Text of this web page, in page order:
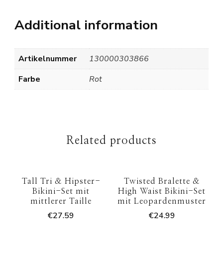
Additional information
Artikelnummer
130000303866
Farbe
Rot
Related products
Tall Tri & Hipster-
Bikini-Set mit
mittlerer Taille
€27.59
Twisted Bralette &
High Waist Bikini-Set
mit Leopardenmuster
€24.99